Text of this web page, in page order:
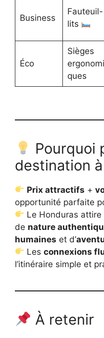
Business
Fauteuil-
lits
Éco
Sièges
ergonomi
ques
Pourquoi
destination
Prix attractifs +
opportunité parfaite
Le Honduras
de nature
humaines et d’
Lesconnexions
l’itinéraire simple et
À retenir